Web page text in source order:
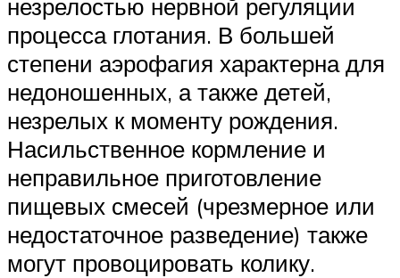
незрелостью нервной регуляции
процесса глотания. В большей
степени аэрофагия характерна для
недоношенных, а также детей,
незрелых к моменту рождения.
Насильственное кормление и
неправильное приготовление
пищевых смесей (чрезмерное или
недостаточное разведение) также
могут провоцировать колику.